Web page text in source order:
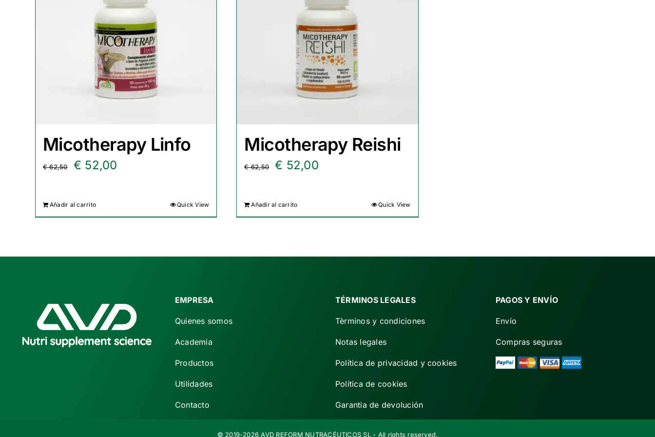
Micotherapy Linfo
€62,50
El
original
€ 52,00
Añadir al carrito Quick View
Micotherapy Reishi
€62,50
El
original
€ 52,00El
Añadir al carrito Quick View
EMPRESA
Quienes somos
Academia
Productos
Utilidades
Contacto
TÉRMINOS LEGALES
Tèrminos y condiciones
Notas legales
Política de privacidad y cookies
Política de cookies
Garantia de devolución
PAGOS Y ENVÍO
Envío
Compras seguras
© 2019-2026 AVD REFORM NUTRACÉUTICOS SL - All rights reserved.